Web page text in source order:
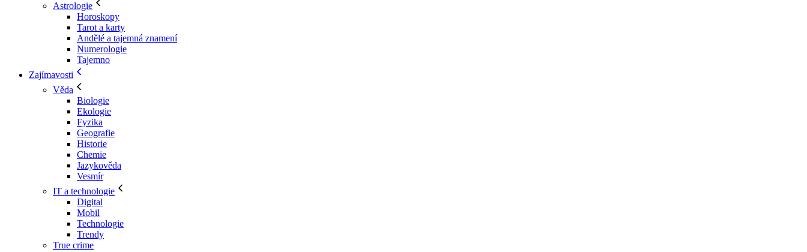
Astrologie
Horoskopy
Tarot a karty
Andělé a tajemná znamení
Numerologie
Tajemno
Zajímavosti
Věda
Biologie
Ekologie
Fyzika
Geografie
Historie
Chemie
Jazykověda
Vesmír
IT a technologie
Digital
Mobil
Technologie
Trendy
True crime